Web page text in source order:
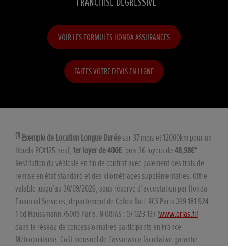
VOIR LES FORMULES HONDA ASSURANCES
FAITES VOTRE DEVIS EN LIGNE
(1) Exemple de Location Longue Duréesur 37 mois et 12000km pour un
Honda PCX125 neuf,1er loyer de 400€, puis 36 loyers de48,98€*.
Restitution du véhicule en fin de contrat avec paiement des frais de
remise en état standard et des kilométrages supplémentaires. Offre
valable jusqu’au 30/09/2026, sous réserve d’acceptation par Honda
Financial Services, département de Cofica Bail, RCS Paris 399 181 924,
1 bd Haussmann 75009 Paris. N ORIAS : 07 023 197 (www.orias.fr)
dans le réseau de concessionnaires participants en France
Métropolitaine. Coût mensuel de l’assurance facultative garantie